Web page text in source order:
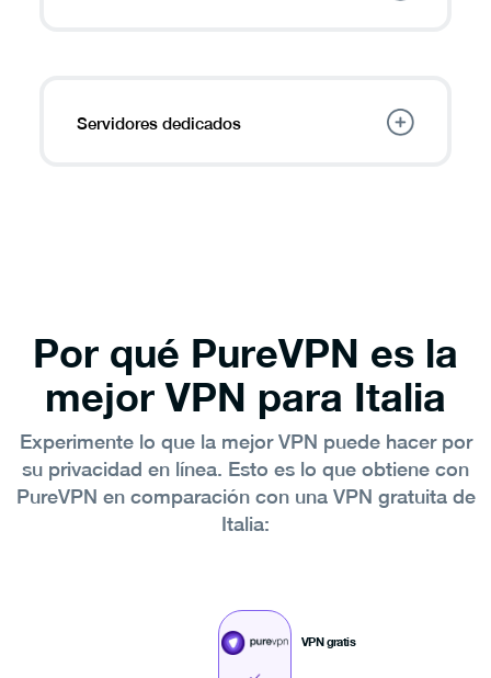
Servidores dedicados
Por qué PureVPN es la
mejor VPN para Italia
Experimente lo que la mejor VPN puede hacer por
su privacidad en línea. Esto es lo que obtiene con
PureVPN en comparación con una VPN gratuita de
Italia:
VPN gratis